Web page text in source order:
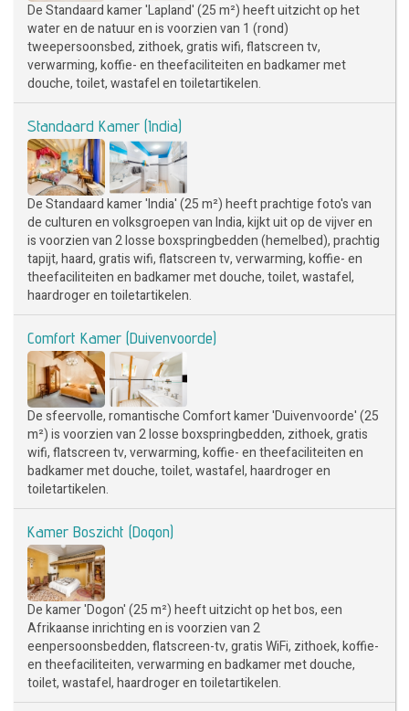
De Standaard kamer 'Lapland' (25 m²) heeft uitzicht op het
water en de natuur en is voorzien van 1 (rond)
tweepersoonsbed, zithoek, gratis wifi, flatscreen tv,
verwarming, koffie- en theefaciliteiten en badkamer met
douche, toilet, wastafel en toiletartikelen.
Standaard Kamer (India)
De Standaard kamer 'India' (25 m²) heeft prachtige foto's van
de culturen en volksgroepen van India, kijkt uit op de vijver en
is voorzien van 2 losse boxspringbedden (hemelbed), prachtig
tapijt, haard, gratis wifi, flatscreen tv, verwarming, koffie- en
theefaciliteiten en badkamer met douche, toilet, wastafel,
haardroger en toiletartikelen.
Comfort Kamer (Duivenvoorde)
De sfeervolle, romantische Comfort kamer 'Duivenvoorde' (25
m²) is voorzien van 2 losse boxspringbedden, zithoek, gratis
wifi, flatscreen tv, verwarming, koffie- en theefaciliteiten en
badkamer met douche, toilet, wastafel, haardroger en
toiletartikelen.
Kamer Boszicht (Dogon)
De kamer 'Dogon' (25 m²) heeft uitzicht op het bos, een
Afrikaanse inrichting en is voorzien van 2
eenpersoonsbedden, flatscreen-tv, gratis WiFi, zithoek, koffie-
en theefaciliteiten, verwarming en badkamer met douche,
toilet, wastafel, haardroger en toiletartikelen.